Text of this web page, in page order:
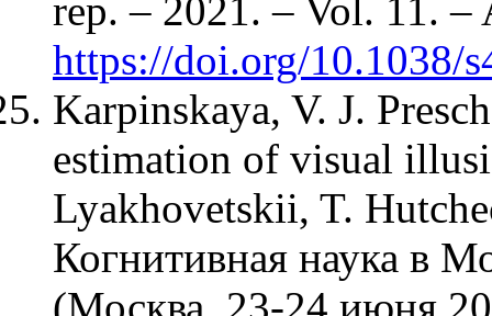
rep. – 2021. – Vol. 11.
https://doi.org/10.1038/
Karpinskaya, V. J.
estimation of visual
Lyakhovetskii, T.
Когнитивная наука в
(Москва, 23-24 июня